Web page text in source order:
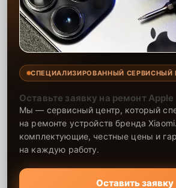
СПЕЦИАЛИЗИРОВАННЫЙ СЕРВИСНЫЙ
Оставьте заявку на ремонт Apple
Мы — сервисный центр, который
на ремонте устройств бренда
комплектующие, честные цены и
на каждую работу.
Оставить заявку